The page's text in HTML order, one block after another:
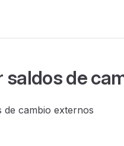
saldos de
de cambio externos